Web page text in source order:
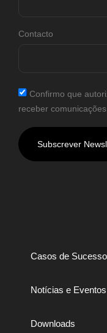
Contacto
Confirmo que
receber
Subscrever
Casos de Sucesso
Notícias e Eventos
Downloads